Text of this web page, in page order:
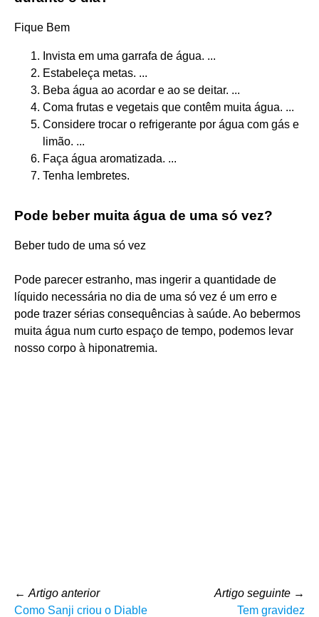
Fique Bem
Invista em uma garrafa de água. ...
Estabeleça metas. ...
Beba água ao acordar e ao se deitar. ...
Coma frutas e vegetais que contêm muita água. ...
Considere trocar o refrigerante por água com gás e
limão. ...
Faça água aromatizada. ...
Tenha lembretes.
Pode beber muita água de uma só vez?
Beber tudo de uma só vez
Pode parecer estranho, mas ingerir a quantidade de
líquido necessária no dia de uma só vez é um erro e
pode trazer sérias consequências à saúde. Ao bebermos
muita água num curto espaço de tempo, podemos levar
nosso corpo à hiponatremia.
← Artigo anterior
Como Sanji criou o Diable
Artigo seguinte →
Tem gravidez